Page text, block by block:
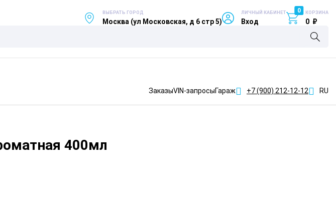
ВЫБРАТЬ ГОРОД
Москва (ул Московская, д 6 стр 5)
ЛИЧНЫЙ КАБИНЕТ
Вход
0 КОРЗИНА
0 ₽
ЗаказыVIN-запросыГараж +7 (900) 212-12-12 RU
400мл